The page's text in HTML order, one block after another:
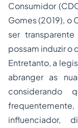
Consumidor
Gomes (2019), o
ser
possam induzir o
Entretanto, a
abranger as
influenciador,